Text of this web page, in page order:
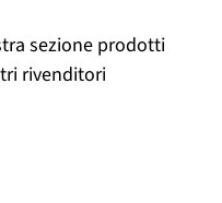
sezione prodotti
rivenditori